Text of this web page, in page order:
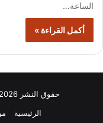
الساعة…
أكمل القراءة »
حقوق النشر 2026، جميع الحقوق محفوظة © نبأ مصر
الرئيسية